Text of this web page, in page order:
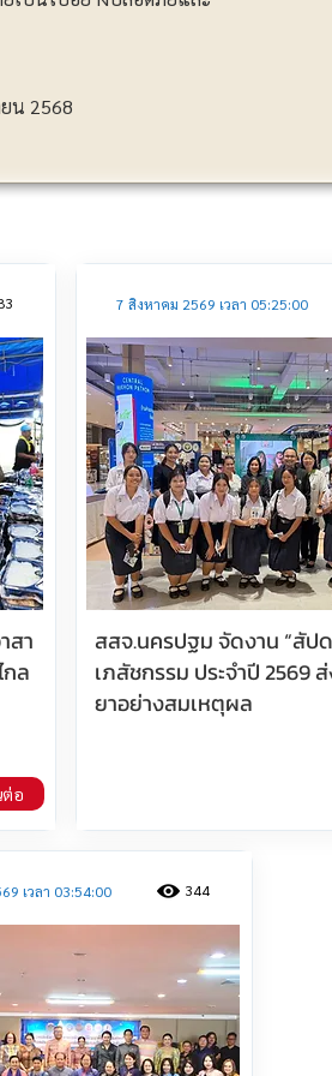
น 2568
ะชาสัมพันธ์
สา
กล
อ
7 สิงหาคม 2569 เวลา 05:25:00
สสจ.นครปฐม จัดงาน “สัป
เภสัชกรรม ประจำปี 2569
ยาอย่างสมเหตุผล
เวลา 03:54:00 344